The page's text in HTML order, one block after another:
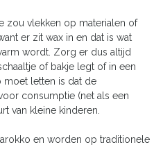
zou vlekken op materialen of
er zit wax in en dat is wat
wordt. Zorg er dus altijd
of bakje legt of in een
moet letten is dat de
consumptie (net als een
van kleine kinderen.
en worden op traditionele